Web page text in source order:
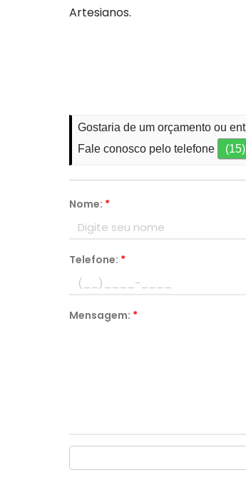
Artesianos.
Gostaria de um orçamento ou
Fale conosco pelo telefone
Nome: *
Telefone: *
Mensagem: *